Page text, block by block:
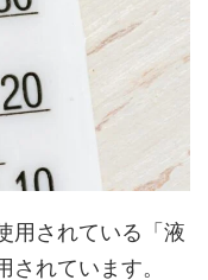
用されている「液
れています。